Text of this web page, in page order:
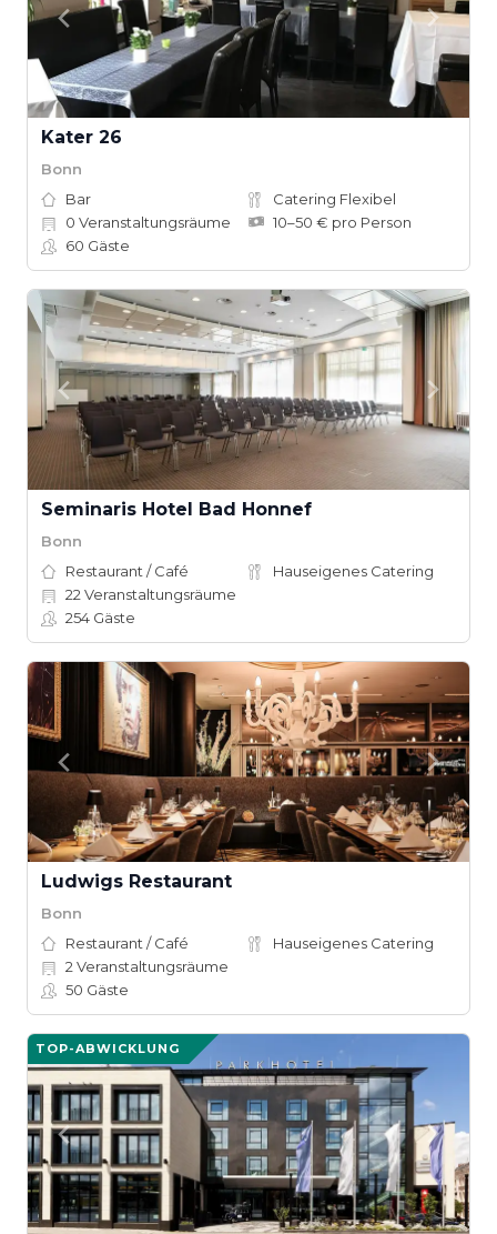
Kater 26
Bonn
Bar
Catering Flexibel
0 Veranstaltungsräume
10–50 € pro Person
60 Gäste
Seminaris Hotel Bad Honnef
Bonn
Restaurant / Café
Hauseigenes Catering
22 Veranstaltungsräume
254 Gäste
Ludwigs Restaurant
Bonn
Restaurant / Café
Hauseigenes Catering
2 Veranstaltungsräume
50 Gäste
TOP-ABWICKLUNG